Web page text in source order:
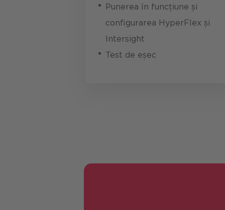
Punerea în funcțiune și
configurarea HyperFlex și
Intersight
Test de eșec